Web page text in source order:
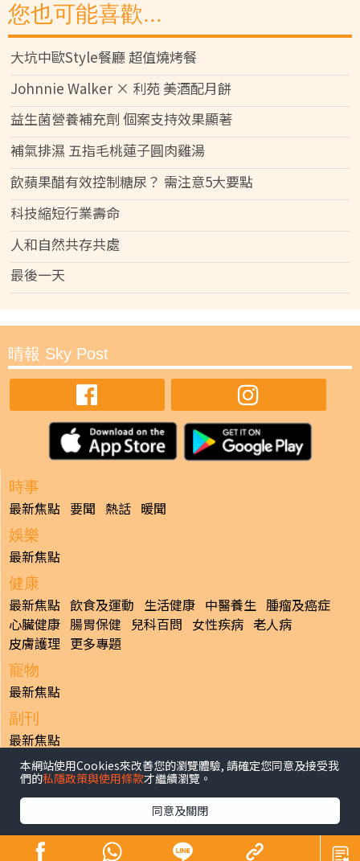
您也可能喜歡...
大坑中歐Style餐廳 超值燒烤餐
Johnnie Walker × 利苑 美酒配月餅
益生菌營養補充劑 個案支持效果顯著
補氣排濕 五指毛桃蓮子圓肉雞湯
飲蘋果醋有效控制糖尿？ 需注意5大要點
科技縮短行業壽命
人和自然共存共處
最後一天
晴報 Sky Post
時事
最新焦點 要聞 熱話 暖聞
娛樂
最新焦點
健康
最新焦點 飲食及運動 生活健康 中醫養生 腫瘤及癌症
心臟健康 腸胃保健 兒科百問 女性疾病 老人病
皮膚護理 更多專題
寵物
最新焦點
副刊
最新焦點
日報
揭頁版 港聞 財經/地產 中國/國際
生活副刊
體育 專題/人物
香港經濟日報版權所有©2026
本網站使用Cookies來改善您的瀏覽體驗, 請確定您同意及接受我
們的私隱政策與使用條款才繼續瀏覽。
同意及關閉